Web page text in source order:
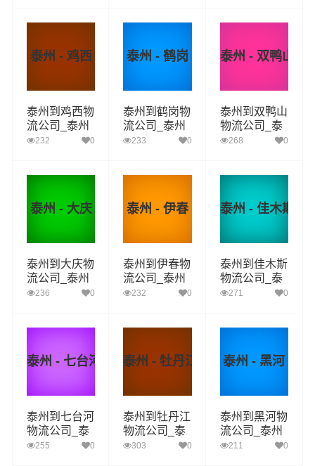
泰州 - 鸡西
泰州到鸡西物
流公司_泰州
到鸡西货运_
232 0
泰州 - 鹤岗
泰州到鹤岗物
流公司_泰州
到鹤岗货运_
233 0
泰州 - 双鸭山
泰州到双鸭山
物流公司_泰
州到双鸭山货
268 0
泰州 - 大庆
泰州到大庆物
流公司_泰州
到大庆货运_
236 0
泰州 - 伊春
泰州到伊春物
流公司_泰州
到伊春货运_
232 0
泰州 - 佳木斯
泰州到佳木斯
物流公司_泰
州到佳木斯货
271 0
泰州 - 七台河
泰州到七台河
物流公司_泰
州到七台河货
255 0
泰州 - 牡丹江
泰州到牡丹江
物流公司_泰
州到牡丹江货
303 0
泰州 - 黑河
泰州到黑河物
流公司_泰州
到黑河货运_
211 0